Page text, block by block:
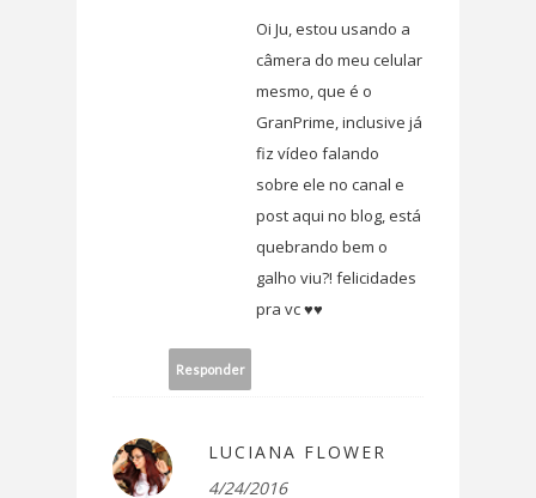
Oi Ju, estou usando a
câmera do meu celular
mesmo, que é o
GranPrime, inclusive já
fiz vídeo falando
sobre ele no canal e
post aqui no blog, está
quebrando bem o
galho viu?! felicidades
pra vc ♥♥
Responder
LUCIANA FLOWER
4/24/2016